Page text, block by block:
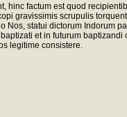
factum est quod
gravissimis scrupulis
statui dictorum Indorum
et in futurum
legitime consistere.